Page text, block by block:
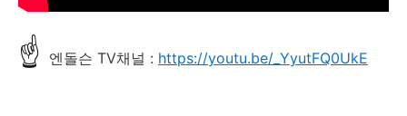
☝ 엔돌슨 TV채널 : https://youtu.be/_YyutFQ0UkE